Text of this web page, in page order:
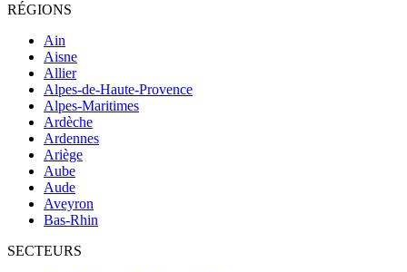
RÉGIONS
Ain
Aisne
Allier
Alpes-de-Haute-Provence
Alpes-Maritimes
Ardèche
Ardennes
Ariège
Aube
Aude
Aveyron
Bas-Rhin
SECTEURS